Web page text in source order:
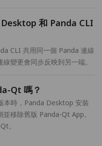
和 Panda CLI
CLI 共用同一個 Panda 連線
變更會同步反映到另一端。
Qt 嗎？
本時，Panda Desktop 安裝
移除舊版 Panda-Qt App。
。